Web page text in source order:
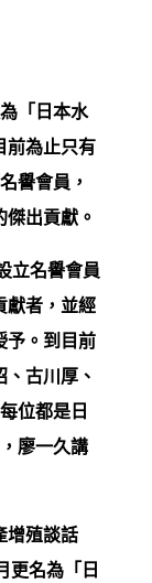
「日本水
前為止只有
譽會員，
出貢獻。
立名譽會員
獻者，並經
予。到目前
古川厚、
位都是日
廖一久講
增殖談話
更名為「日